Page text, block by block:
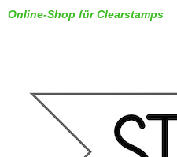
Online-Shop für Clearstamps